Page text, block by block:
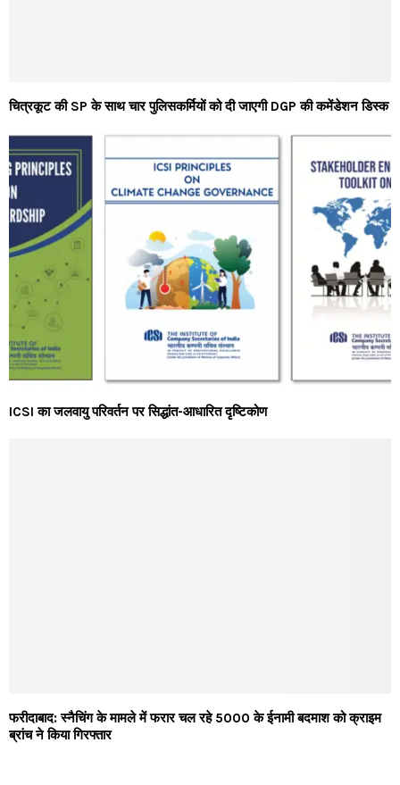
चित्रकूट की SP के साथ चार पुलिसकर्मियों को दी जाएगी DGP की कमेंडेशन डिस्क
ICSI का जलवायु परिवर्तन पर सिद्धांत-आधारित दृष्टिकोण
फरीदाबाद: स्नैचिंग के मामले में फरार चल रहे 5000 के ईनामी बदमाश को क्राइम
ब्रांच ने किया गिरफ्तार